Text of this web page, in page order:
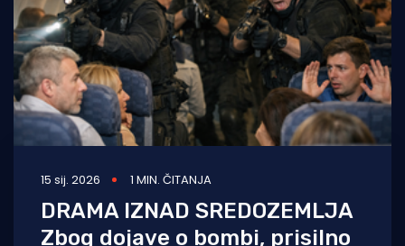
15 sij. 2026 1 MIN. ČITANJA
DRAMA IZNAD SREDOZEMLJA
Zbog dojave o bombi, prisilno